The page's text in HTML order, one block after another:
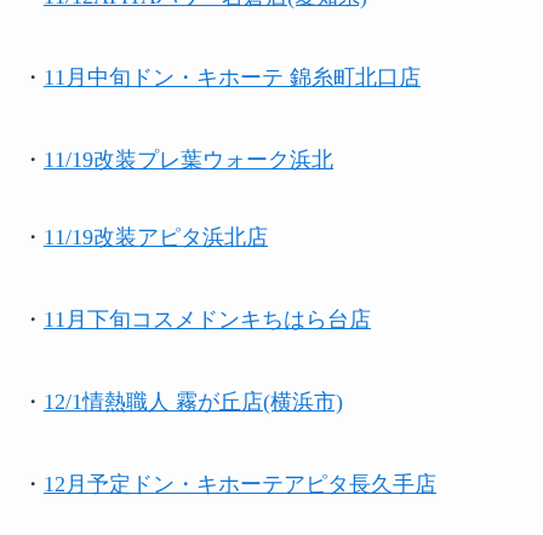
・ 11月中旬 ドン・キホーテ 錦糸町北口店
・ 11/19改装プレ葉ウォーク浜北
・ 11/19改装アピタ浜北店
・ 11月下旬コスメドンキちはら台店
・ 12/1情熱職人 霧が丘店(横浜市)
・ 12月予定 ドン・キホーテアピタ長久手店